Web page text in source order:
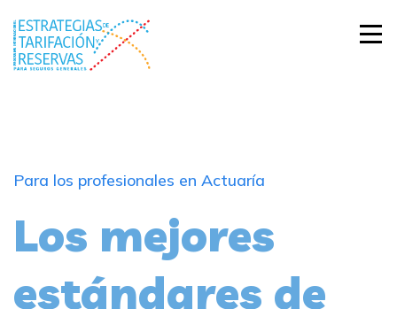
Para los profesionales en Actuaría
Los mejores
estándares de